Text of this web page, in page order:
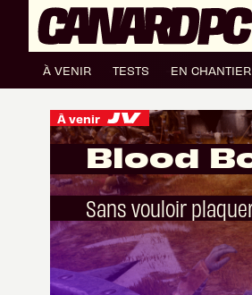
À VENIR TESTS EN CHANTIER
À venir
Blood
Sans vouloir